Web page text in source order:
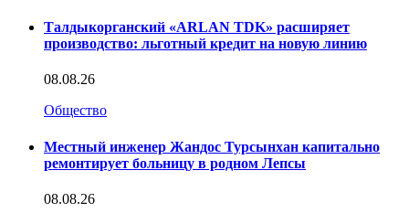
Талдыкорганский «ARLAN TDK» расширяет
производство: льготный кредит на новую линию
08.08.26
Общество
Местный инженер Жандос Турсынхан капитально
ремонтирует больницу в родном Лепсы
08.08.26